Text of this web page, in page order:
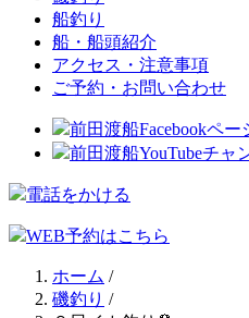
船釣り
船・船頭紹介
アクセス・注意事項
ご予約・お問い合わせ
前田渡船Facebookペー
前田渡船YouTubeチャ
電話をかける
WEB予約はこちら
ホーム /
磯釣り /